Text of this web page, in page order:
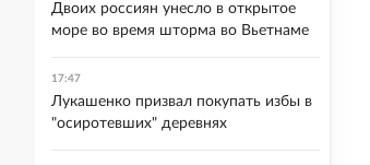
Двоих россиян унесло в открытое
море во время шторма во Вьетнаме
17:47
Лукашенко призвал покупать избы в
"осиротевших" деревнях